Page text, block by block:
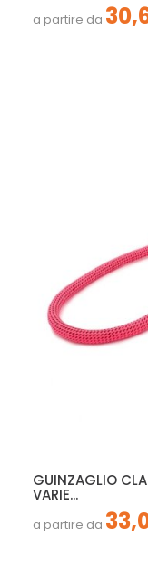
a partire da
GUINZAGLIO
VARIE...
a partire da